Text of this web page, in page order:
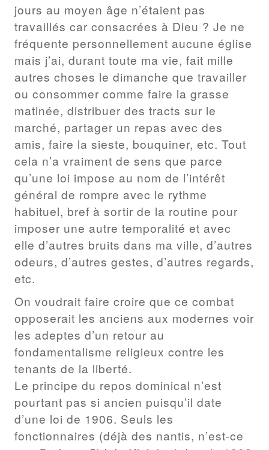
jours au moyen âge n’étaient pas
travaillés car consacrées à Dieu ? Je ne
fréquente personnellement aucune église
mais j’ai, durant toute ma vie, fait mille
autres choses le dimanche que travailler
ou consommer comme faire la grasse
matinée, distribuer des tracts sur le
marché, partager un repas avec des
amis, faire la sieste, bouquiner, etc. Tout
cela n’a vraiment de sens que parce
qu’une loi impose au nom de l’intérêt
général de rompre avec le rythme
habituel, bref à sortir de la routine pour
imposer une autre temporalité et avec
elle d’autres bruits dans ma ville, d’autres
odeurs, d’autres gestes, d’autres regards,
etc.
On voudrait faire croire que ce combat
opposerait les anciens aux modernes voir
les adeptes d’un retour au
fondamentalisme religieux contre les
tenants de la liberté.
Le principe du repos dominical n’est
pourtant pas si ancien puisqu’il date
d’une loi de 1906. Seuls les
fonctionnaires (déjà des nantis, n’est-ce